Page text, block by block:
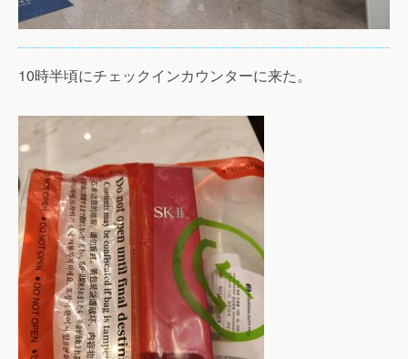
10時半頃にチェックインカウンターに来た。